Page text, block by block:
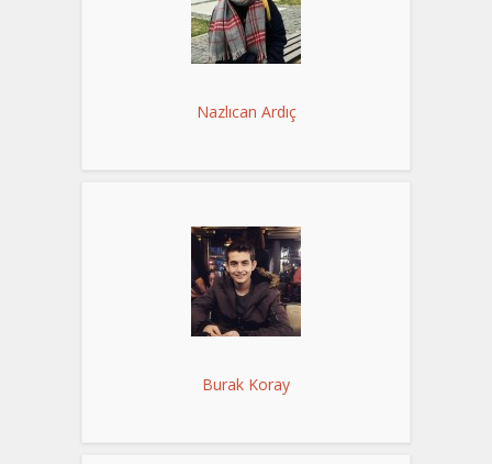
Nazlıcan Ardıç
Burak Koray